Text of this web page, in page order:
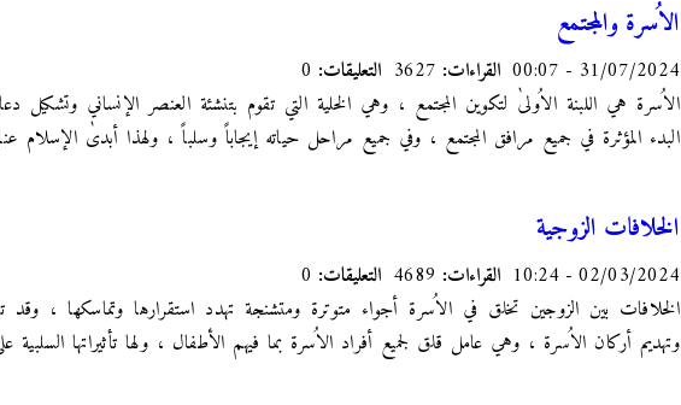
الاُسرة والمجتمع
31/07/2024 - 00:07 القراءات: التعليقات:
الاُسرة هي اللبنة الاُولىٰ لتكوين المجتمع ، وهي الخلية التي تقوم بتنشئة العنصر الإنساني وتشكيل
البدء المؤثرة في جميع مرافق المجتمع ، وفي جميع مراحل حياته إيجاباً وسلباً ، ولهذا أبدىٰ الإسلام
الخلافات الزوجية
02/03/2024 - 10:24 القراءات: التعليقات:
الخلافات بين الزوجين تخلق في الاُسرة أجواء متوترة ومتشنجة تهدد استقرارها وتماسكها ، وقد
وتهديم أركان الاُسرة ، وهي عامل قلق لجميع أفراد الاُسرة بما فيهم الأطفال ، ولها تأثيراتها السلبية